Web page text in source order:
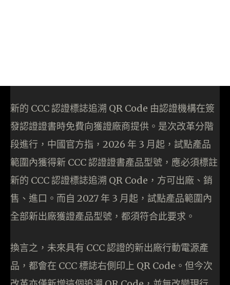
新的 CCC 認證標誌追溯 QR Code 由認證機構在簽
發認證證書時免費向獲證廠商提供。是次改革分階
段進行，中國官方指，2026 年 3 月起，試點產品
範圍內獲得新 CCC 認證證書產品型號，應必須標註
新的 CCC 認證標誌追溯 QR Code，方可出廠、銷
售、進口。而自 2027 年 3 月起，試點產品範圍內
全部新出廠獲證產品型號，都須符合此要求。
換言之，未來具有 CCC 認證的新出廠行動電源產
品，都會在 CCC 標誌右側印上 QR Code。但今次